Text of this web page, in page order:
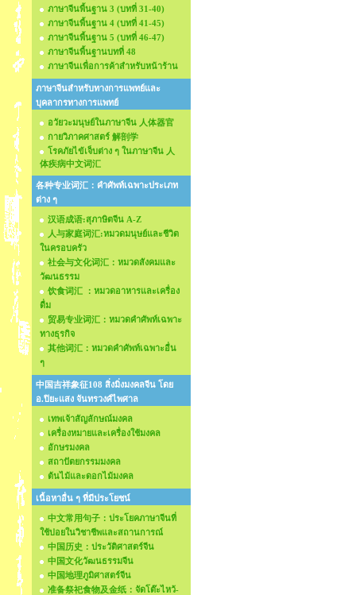
ภาษาจีนพื้นฐาน 3 (บทที่ 31-40)
ภาษาจีนพื้นฐาน 4 (บทที่ 41-45)
ภาษาจีนพื้นฐาน 5 (บทที่ 46-47)
ภาษาจีนพื้นฐานบทที่ 48
ภาษาจีนเพื่อการค้าสำหรับหน้าร้าน
ภาษาจีนสำหรับทางการแพทย์และ
บุคลากรทางการแพทย์
อวัยวะมนุษย์ในภาษาจีน 人体器官
กายวิภาคศาสตร์ 解剖学
โรคภัยไข้เจ็บต่าง ๆ ในภาษาจีน 人
体疾病中文词汇
各种专业词汇：คำศัพท์เฉพาะประเภท
ต่าง ๆ
汉语成语:สุภาษิตจีน A-Z
人与家庭词汇:หมวดมนุษย์และชีวิต
ในครอบครัว
社会与文化词汇：หมวดสังคมและ
วัฒนธรรม
饮食词汇 ：หมวดอาหารและเครื่อง
ดื่ม
贸易专业词汇：หมวดคำศัพท์เฉพาะ
ทางธุรกิจ
其他词汇：หมวดคำศัพท์เฉพาะอื่น
ๆ
中国吉祥象征108 สิ่งมิ่งมงคลจีน โดย
อ.ปิยะแสง จันทรวงศ์ไพศาล
เทพเจ้าสัญลักษณ์มงคล
เครื่องหมายและเครื่องใช้มงคล
อักษรมงคล
สถาปัตยกรรมมงคล
ต้นไม้และดอกไม้มงคล
เนื้อหาอื่น ๆ ที่มีประโยชน์
中文常用句子：ประโยคภาษาจีนที่
ใช้บ่อยในวิชาชีพและสถานการณ์
中国历史：ประวัติศาสตร์จีน
中国文化วัฒนธรรมจีน
中国地理ภูมิศาสตร์จีน
准备祭祀食物及金纸：จัดโต๊ะไหว้-